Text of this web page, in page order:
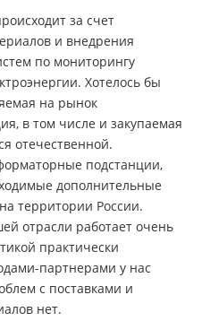
за счет
и внедрения
по мониторингу
Хотелось бы
на рынок
в том числе и закупаемая
отечественной.
подстанции,
дополнительные
территории России.
отрасли работает очень
практически
партнерами у нас
с поставками и
нет.